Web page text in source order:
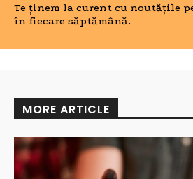
Te ținem la curent cu noutățile
în fiecare săptămână.
MORE ARTICLE